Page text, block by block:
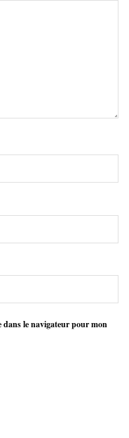
dans le navigateur pour mon